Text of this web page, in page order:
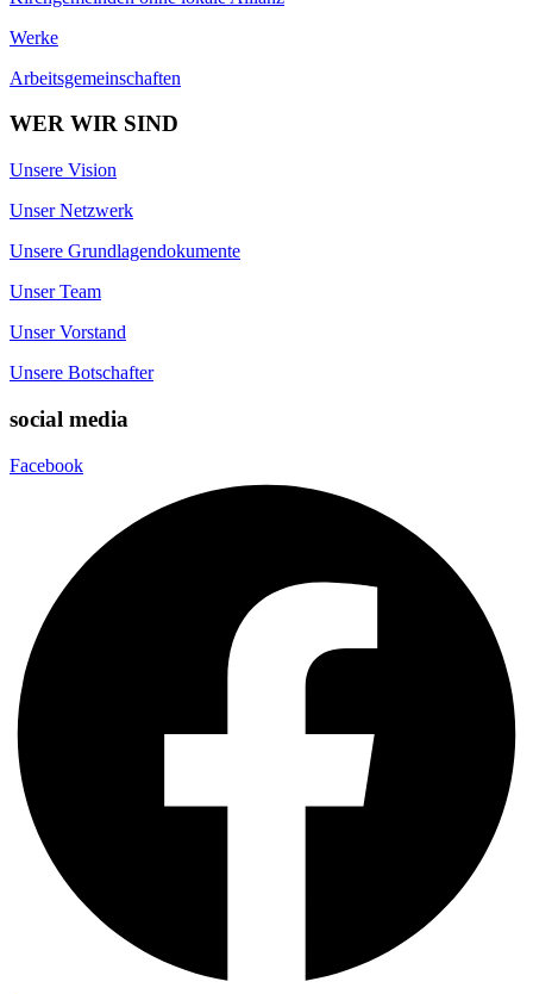
Werke
Arbeitsgemeinschaften
WER WIR SIND
Unsere Vision
Unser Netzwerk
Unsere Grundlagendokumente
Unser Team
Unser Vorstand
Unsere Botschafter
social media
Facebook